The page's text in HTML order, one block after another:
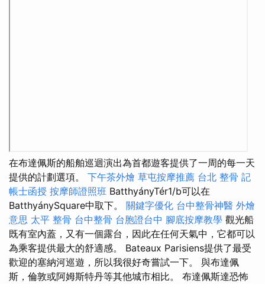
在布達佩斯的船舶巡迴演出為首都遊客提供了一周的每一天
提供的計劃選項。 下午茶外燴 草屯按摩推薦 台北 整骨 記
帳士函授 按摩師證照班 BatthyányTér1/b可以在
BatthyánySquare中取下。 關鍵字優化 台中整骨神醫 外燴
意思 太平 整骨 台中整骨 台胞證台中 腳底按摩教學 觀光船
既有室內蓋，又有一個露台，因此在任何天氣中，它都可以
為乘客提供最大的舒適感。 Bateaux Parisiens提供了最受
歡迎的塞納河巡遊，所以我很好奇嘗試一下。 與布達佩
斯，倫敦或阿姆斯特丹等其他城市相比。 布達佩斯達恐怖